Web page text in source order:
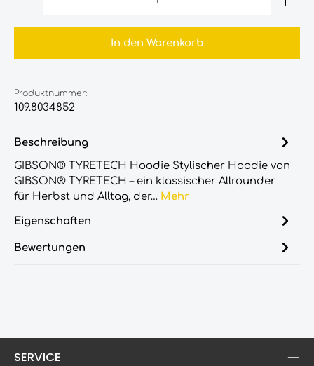
In den Warenkorb
Produktnummer:
109.8034852
Beschreibung
GIBSON® TYRETECH Hoodie Stylischer Hoodie von
GIBSON® TYRETECH – ein klassischer Allrounder
für Herbst und Alltag, der… Mehr
Eigenschaften
Bewertungen
SERVICE